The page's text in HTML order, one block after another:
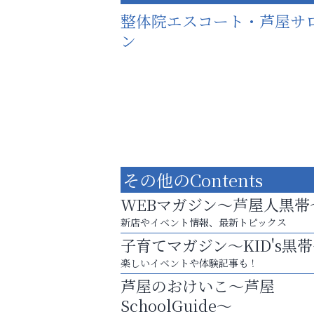
整体院エスコート・芦屋サ
ン
猫背･側弯、背骨の歪みを
整えませんか？
その他のContents
WEBマガジン～芦屋人黒帯
新店やイベント情報、最新トピックス
子育てマガジン～KID's黒
楽しいイベントや体験記事も！
芦屋のおけいこ～芦屋
SchoolGuide～